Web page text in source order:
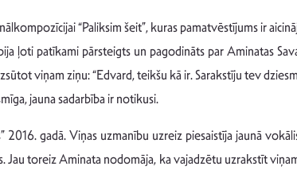
“Paliksim šeit”, kuras pamatvēstījums ir
ļoti patīkami pārsteigts un pagodināts par Aminatas
viņam ziņu: “Edvard, teikšu kā ir. Sarakstīju tev
jauna sadarbība ir notikusi.
gadā. Viņas uzmanību uzreiz piesaistīja jaunā
toreiz Aminata nodomāja, ka vajadzētu uzrakstīt